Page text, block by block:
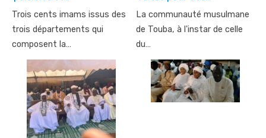
Trois cents imams issus des
trois départements qui
composent la…
La communauté musulmane
de Touba, à l'instar de celle
du…